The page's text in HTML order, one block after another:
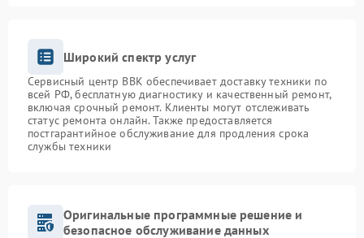
Широкий спектр услуг
Сервисный центр BBK обеспечивает доставку техники по
всей РФ, бесплатную диагностику и качественный ремонт,
включая срочный ремонт. Клиенты могут отслеживать
статус ремонта онлайн. Также предоставляется
постгарантийное обслуживание для продления срока
службы техники
Оригинальные программные решение и
безопасное обслуживание данных